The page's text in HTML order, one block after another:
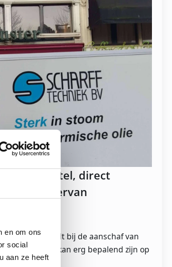
en om ons
social
aan ze heeft
stoomketel, direct
ervan
gekeken wordt bij de aanschaf van
stoomketel kan erg bepalend zijn op